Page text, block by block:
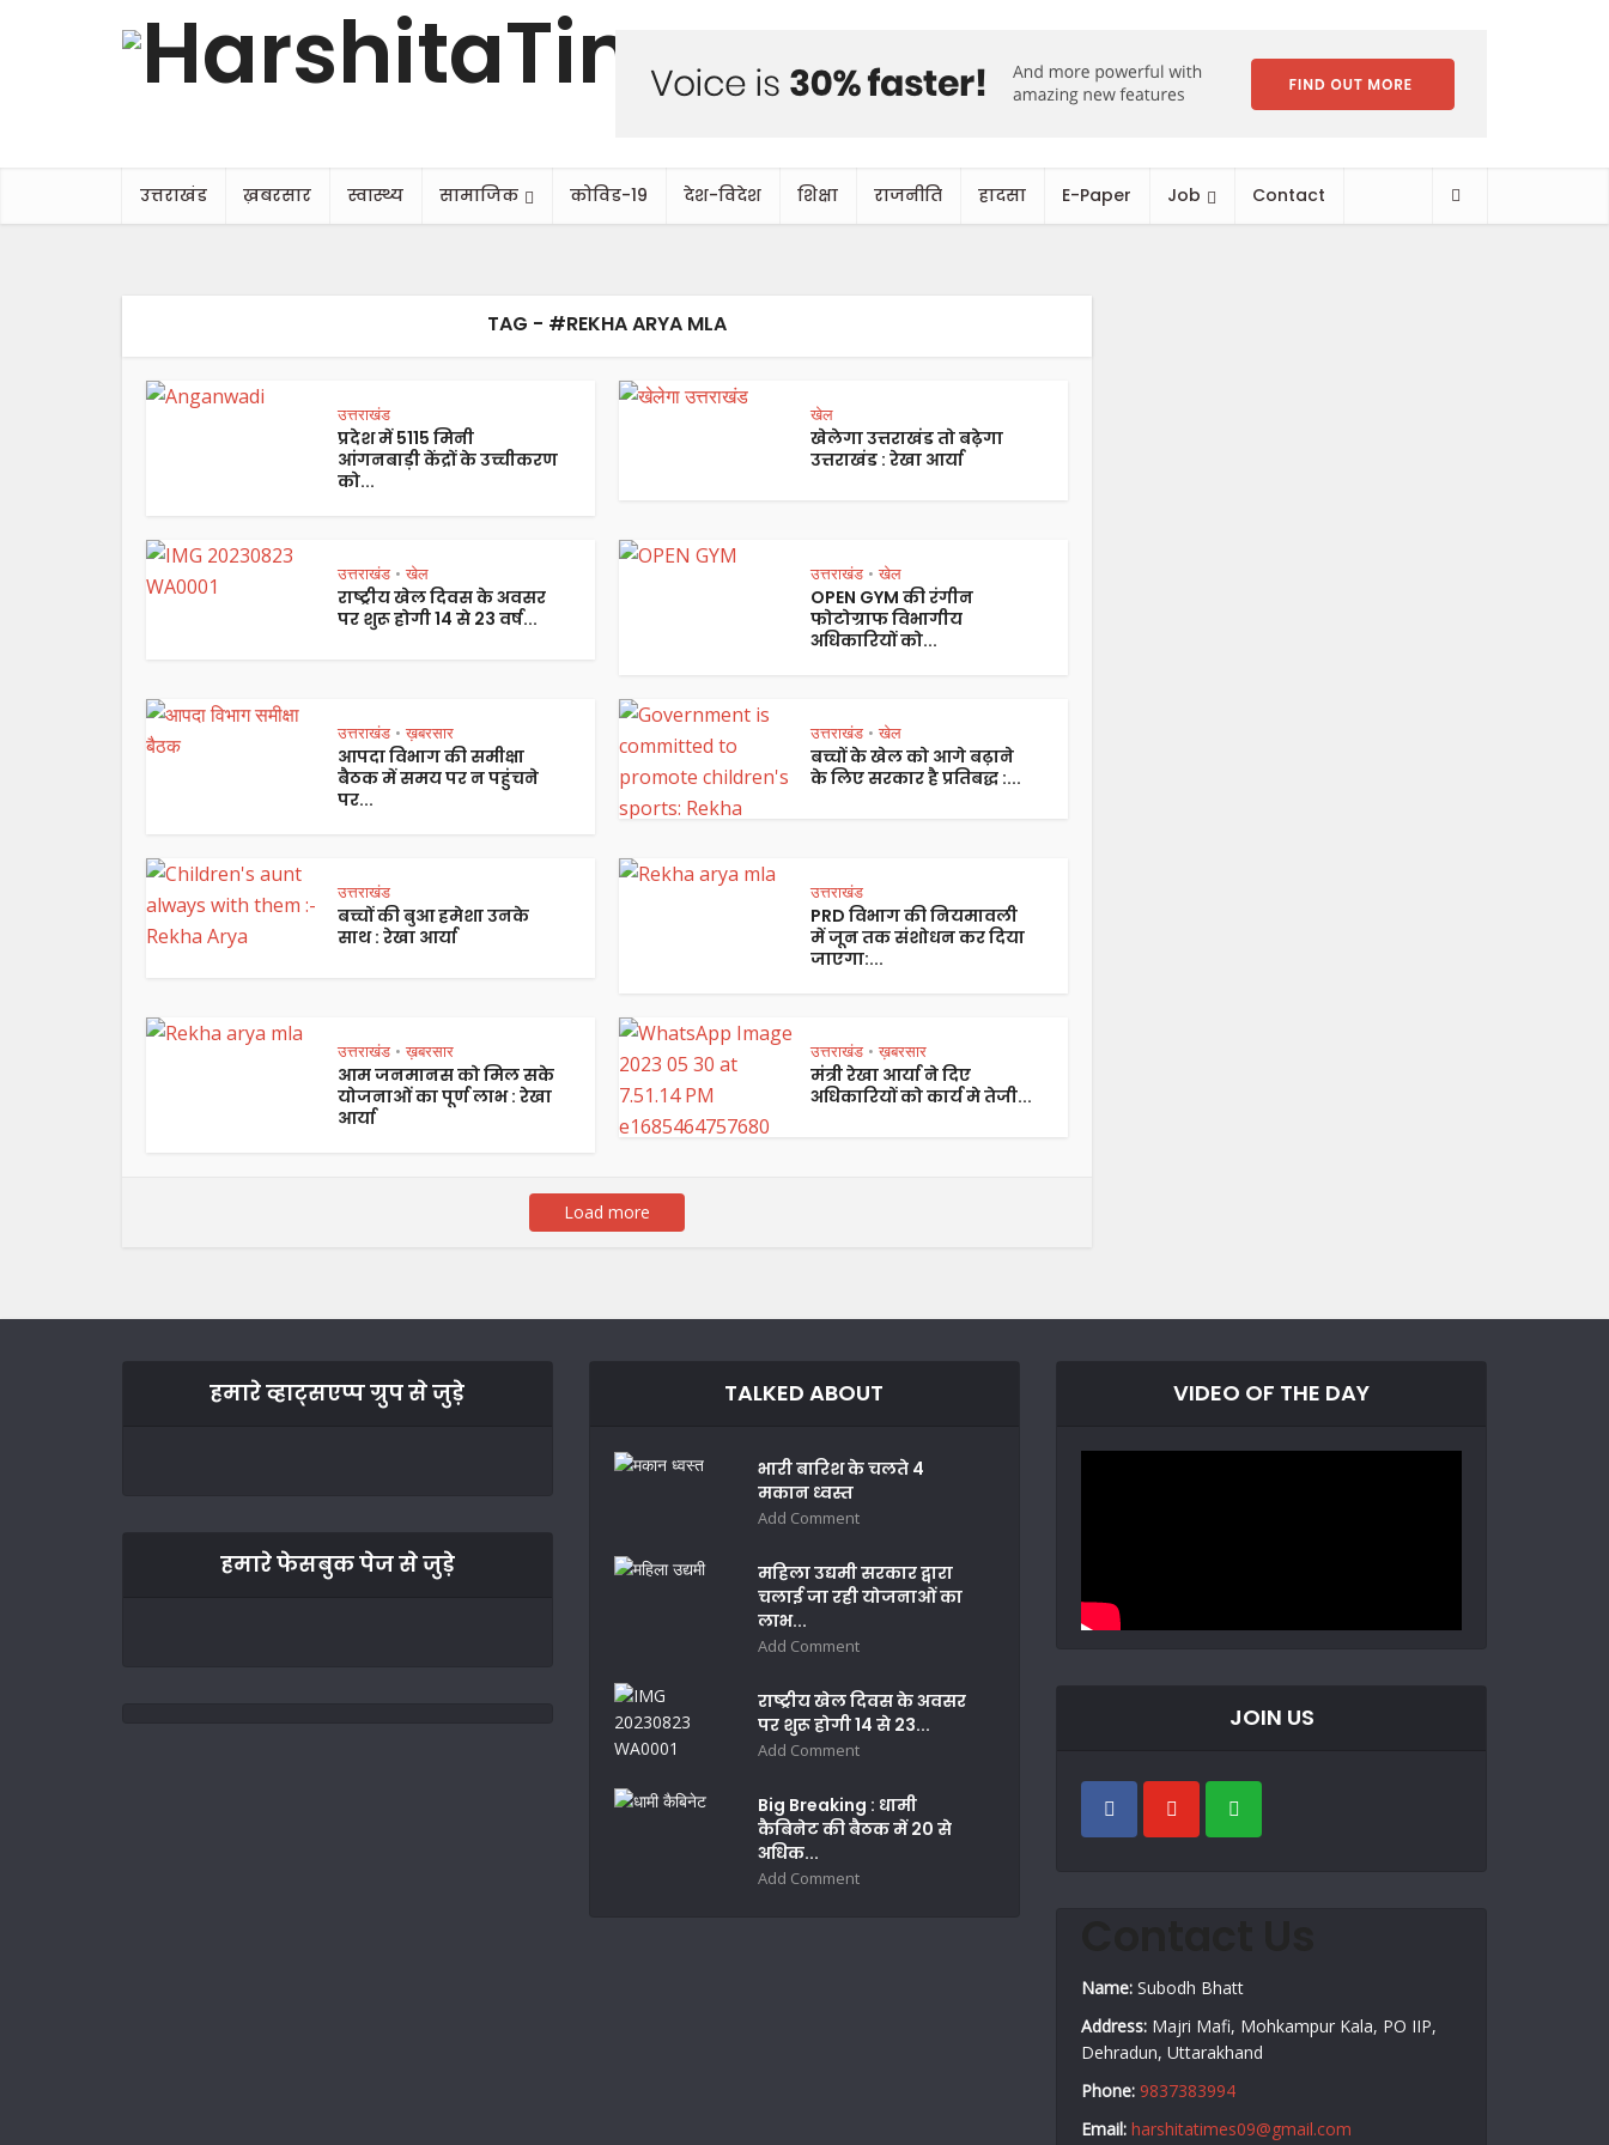
उत्तराखंड ख़बरसार स्वास्थ्य सामाजिक कोविड-19 देश-विदेश शिक्षा राजनीति हादसा E-Paper Job Contact
TAG - #REKHA ARYA MLA
उत्तराखंड
प्रदेश में 5115 मिनी
आंगनबाड़ी केंद्रों के उच्चीकरण
को...
खेल
खेलेगा उत्तराखंड तो बढ़ेगा
उत्तराखंड : रेखा आर्या
उत्तराखंड • खेल
राष्ट्रीय खेल दिवस के अवसर
पर शुरू होगी 14 से 23 वर्ष...
उत्तराखंड • खेल
OPEN GYM की रंगीन
फोटोग्राफ विभागीय
अधिकारियों को...
उत्तराखंड • ख़बरसार
आपदा विभाग की समीक्षा
बैठक में समय पर न पहुंचने
पर...
उत्तराखंड • खेल
बच्चों के खेल को आगे बढ़ाने
के लिए सरकार है प्रतिबद्ध :...
उत्तराखंड
बच्चों की बुआ हमेशा उनके
साथ : रेखा आर्या
उत्तराखंड
PRD विभाग की नियमावली
में जून तक संशोधन कर दिया
जाएगा:...
उत्तराखंड • ख़बरसार
आम जनमानस को मिल सके
योजनाओं का पूर्ण लाभ : रेखा
आर्या
उत्तराखंड • ख़बरसार
मंत्री रेखा आर्या ने दिए
अधिकारियों को कार्य मे तेजी...
Load more
हमारे व्हाट्सएप्प ग्रुप से जुड़े
हमारे फेसबुक पेज से जुड़े
TALKED ABOUT
भारी बारिश के चलते 4
मकान ध्वस्त
Add Comment
महिला उद्यमी सरकार द्वारा
चलाई जा रही योजनाओं का
लाभ...
Add Comment
राष्ट्रीय खेल दिवस के अवसर
पर शुरू होगी 14 से 23...
Add Comment
Big Breaking : धामी
कैबिनेट की बैठक में 20 से
अधिक...
Add Comment
VIDEO OF THE DAY
JOIN US
Name: Subodh Bhatt
Address: Majri Mafi, Mohkampur Kala, PO IIP,
Dehradun, Uttarakhand
Phone: 9837383994
Email: harshitatimes09@gmail.com